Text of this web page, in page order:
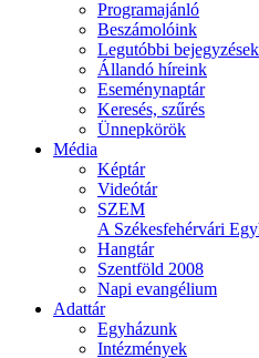
Programajánló
Beszámolóink
Legutóbbi bejegyzések
Állandó híreink
Eseménynaptár
Keresés, szűrés
Ünnepkörök
Média
Képtár
Videótár
SZEM
A Székesfehérvári
Hangtár
Szentföld 2008
Napi evangélium
Adattár
Egyházunk
Intézmények